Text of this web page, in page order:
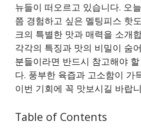
뉴들이 떠오르고 있습니다. 오
쯤 경험하고 싶은 멜팅피스 핫
크의 특별한 맛과 매력을 소개
각각의 특징과 맛의 비밀이 숨
분들이라면 반드시 참고해야
다. 풍부한 육즙과 고소함이 가
이번 기회에 꼭 맛보시길 바랍
Table of Contents